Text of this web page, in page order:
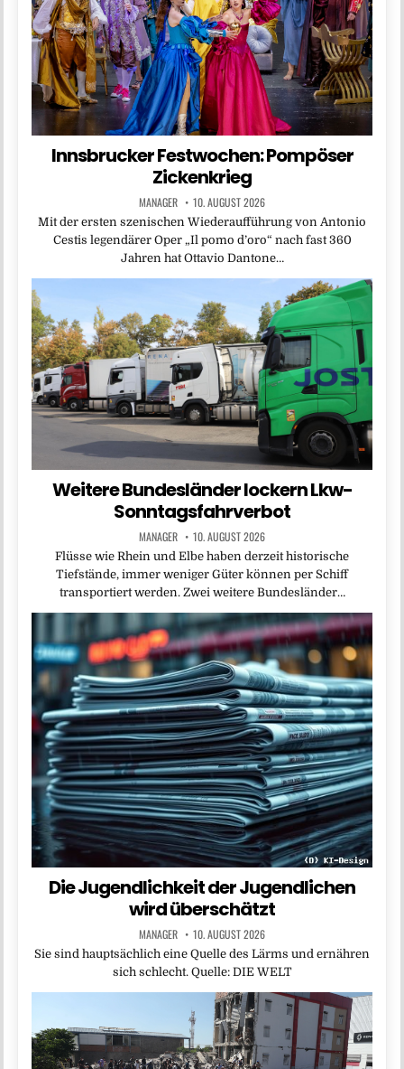
Innsbrucker Festwochen: Pompöser
Zickenkrieg
MANAGER 10. AUGUST 2026
Mit der ersten szenischen Wiederaufführung von Antonio
Cestis legendärer Oper „Il pomo d’oro“ nach fast 360
Jahren hat Ottavio Dantone…
Weitere Bundesländer lockern Lkw-
Sonntagsfahrverbot
MANAGER 10. AUGUST 2026
Flüsse wie Rhein und Elbe haben derzeit historische
Tiefstände, immer weniger Güter können per Schiff
transportiert werden. Zwei weitere Bundesländer…
Die Jugendlichkeit der Jugendlichen
wird überschätzt
MANAGER 10. AUGUST 2026
Sie sind hauptsächlich eine Quelle des Lärms und ernähren
sich schlecht. Quelle: DIE WELT